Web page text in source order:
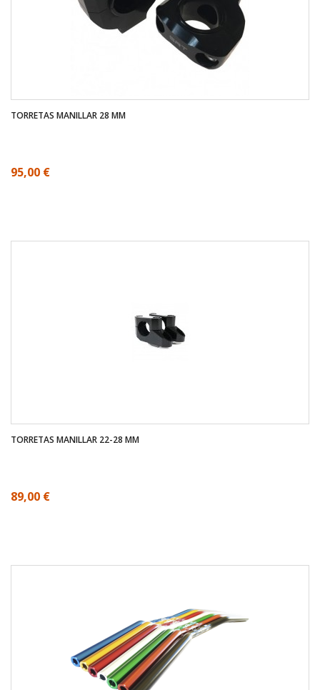
TORRETAS MANILLAR 28 MM
95,00 €
TORRETAS MANILLAR 22-28 MM
89,00 €